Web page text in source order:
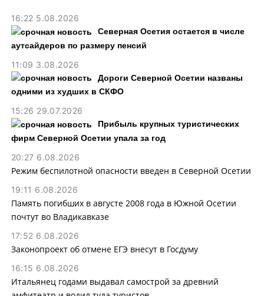
16:22 5.08.2026
Северная Осетия остается в числе
аутсайдеров по размеру пенсий
11:09 3.08.2026
Дороги Северной Осетии названы
одними из худших в СКФО
15:26 29.07.2026
Прибыль крупных туристических
фирм Северной Осетии упала за год
20:27 6.08.2026
Режим беспилотной опасности введен в Северной Осетии
19:11 6.08.2026
Память погибших в августе 2008 года в Южной Осетии
почтут во Владикавказе
17:52 6.08.2026
Законопроект об отмене ЕГЭ внесут в Госдуму
16:15 6.08.2026
Итальянец годами выдавал самострой за древний